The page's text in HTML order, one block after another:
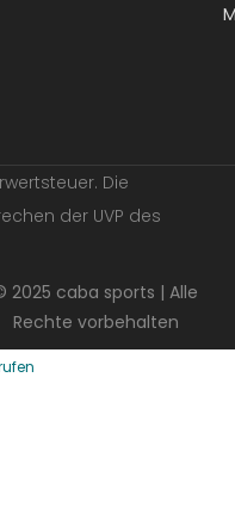
Die
der UVP des
2025 caba sports | Alle
Rechte vorbehalten